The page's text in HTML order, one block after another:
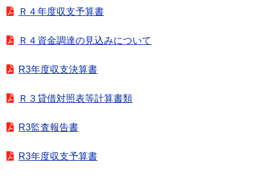
Ｒ４年度収支予算書
Ｒ４資金調達の見込みについて
R3年度収支決算書
Ｒ３貸借対照表等計算書類
R3監査報告書
R3年度収支予算書